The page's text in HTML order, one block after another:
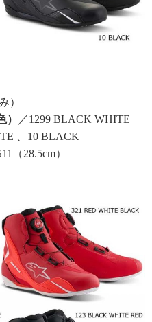
）
／1299 BLACK WHITE
、10 BLACK
（28.5cm）